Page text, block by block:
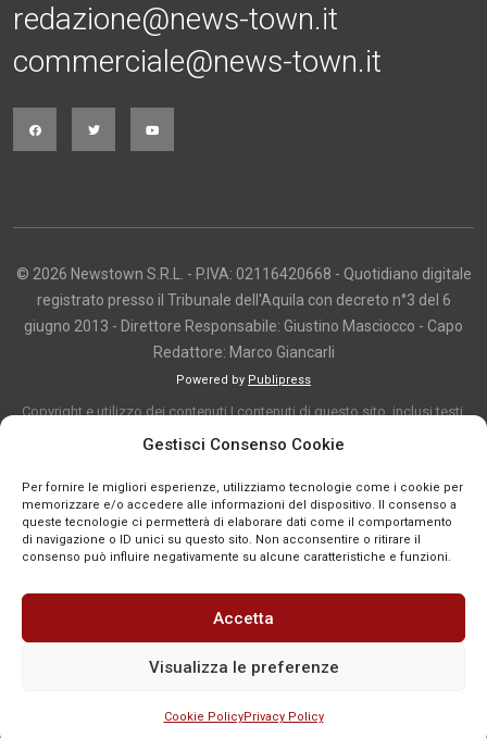
Gestisci Consenso Cookie
Per fornire le migliori esperienze, utilizziamo tecnologie come i cookie per
memorizzare e/o accedere alle informazioni del dispositivo. Il consenso a
queste tecnologie ci permetterà di elaborare dati come il comportamento
di navigazione o ID unici su questo sito. Non acconsentire o ritirare il
consenso può influire negativamente su alcune caratteristiche e funzioni.
Accetta
Visualizza le preferenze
Cookie PolicyPrivacy Policy
redazione@news-town.it
commerciale@news-town.it
© 2026 Newstown S.R.L. - P.IVA: 02116420668 - Quotidiano digitale
registrato presso il Tribunale dell'Aquila con decreto n°3 del 6
giugno 2013 - Direttore Responsabile: Giustino Masciocco - Capo
Redattore: Marco Giancarli
Powered by Publipress
Copyright e utilizzo dei contenuti I contenuti di questo sito, inclusi testi,
articoli, immagini, fotografie, video e grafica, sono protetti da copyright e
indicazione. La riproduzione totale o parziale dei contenuti è consentita
solo previa autorizzazione o citando chiaramente la fonte, con link diretto
alla pagina originale, quando previsto. I contenuti provenienti da terze
parti sono pubblicati a fini informativi e restano di proprietà dei legittimi
titolari dei diritti. Se un contenuto viola diritti d’autore o norme vigenti, è
possibile segnalarlo per la verifica e l’eventuale rimozione tramite
comunicazione mail all'indirizzo redazione@news-town.it